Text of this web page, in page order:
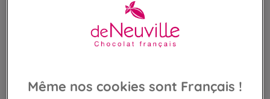
Pâte à tartiner praliné aux noisettes
bio
10,90 €
Même nos cookies sont Français !